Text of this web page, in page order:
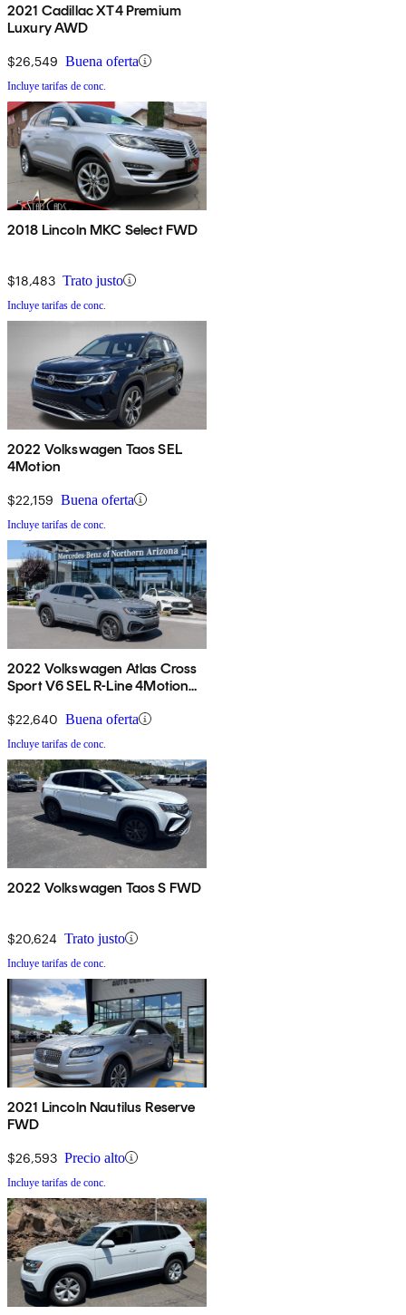
2021 Cadillac XT4 Premium
Luxury AWD
$26,549 Buena oferta
Incluye tarifas de conc.
2018 Lincoln MKC Select FWD
$18,483 Trato justo
Incluye tarifas de conc.
2022 Volkswagen Taos SEL
4Motion
$22,159 Buena oferta
Incluye tarifas de conc.
2022 Volkswagen Atlas Cross
Sport V6 SEL R-Line 4Motion
$22,640 Buena oferta
Incluye tarifas de conc.
2022 Volkswagen Taos S FWD
$20,624 Trato justo
Incluye tarifas de conc.
2021 Lincoln Nautilus Reserve
FWD
$26,593 Precio alto
Incluye tarifas de conc.